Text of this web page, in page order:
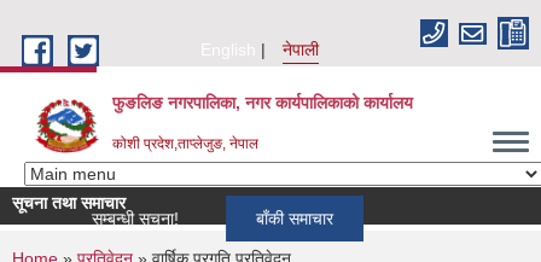
English
नेपाली
फुङलिङ नगरपालिका, नगर कार्यपालिकाको कार्यालय
कोशी प्रदेश,ताप्लेजुङ, नेपाल
सूचना तथा समाचार
सम्बन्धी सूचना!
बाँकी समाचार